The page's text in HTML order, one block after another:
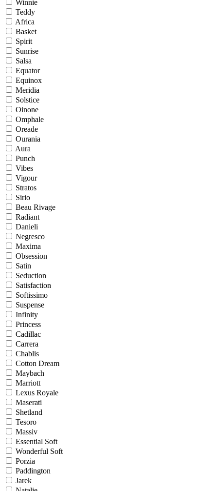
Winnie
Teddy
Africa
Basket
Spirit
Sunrise
Salsa
Equator
Equinox
Meridia
Solstice
Oinone
Omphale
Oreade
Ourania
Aura
Punch
Vibes
Vigour
Stratos
Sirio
Beau Rivage
Radiant
Danieli
Negresco
Maxima
Obsession
Satin
Seduction
Satisfaction
Softissimo
Suspense
Infinity
Princess
Cadillac
Carrera
Chablis
Cotton Dream
Maybach
Marriott
Lexus Royale
Maserati
Shetland
Tesoro
Massiv
Essential Soft
Wonderful Soft
Porzia
Paddington
Jarek